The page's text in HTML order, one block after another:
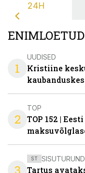
24H
ENIMLOETUD
1
UUDISED
Kristiine
2
TOP
TOP 152 |
ST
Tartus